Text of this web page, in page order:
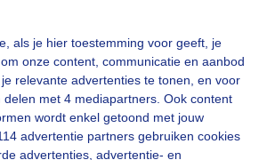
als je hier toestemming voor geeft, je
onze content, communicatie en aanbod
relevante advertenties te tonen, en voor
delen met 4 mediapartners. Ook content
wordt enkel getoond met jouw
advertentie partners gebruiken cookies
advertenties, advertentie- en